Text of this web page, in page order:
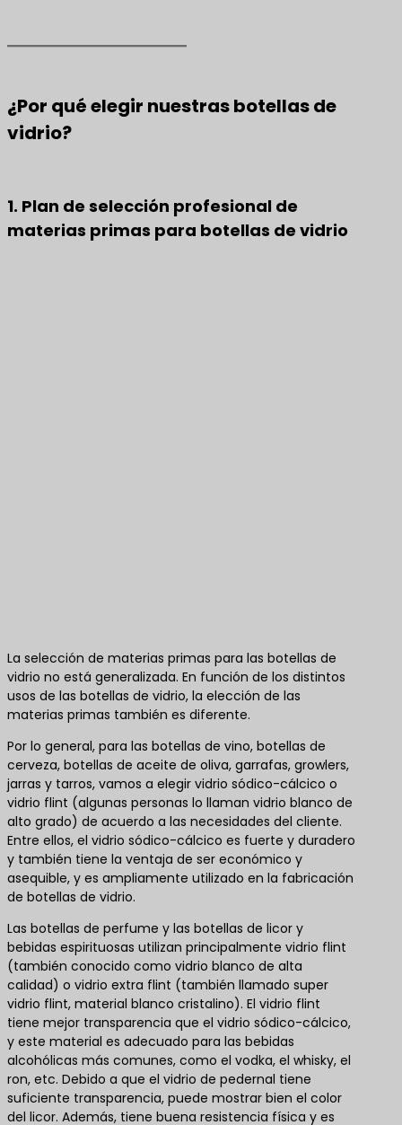
¿Por qué elegir nuestras botellas de
vidrio?
1. Plan de selección profesional de
materias primas para botellas de vidrio
La selección de materias primas para las botellas de
vidrio no está generalizada. En función de los distintos
usos de las botellas de vidrio, la elección de las
materias primas también es diferente.
Por lo general, para las botellas de vino, botellas de
cerveza, botellas de aceite de oliva, garrafas, growlers,
jarras y tarros, vamos a elegir vidrio sódico-cálcico o
vidrio flint (algunas personas lo llaman vidrio blanco de
alto grado) de acuerdo a las necesidades del cliente.
Entre ellos, el vidrio sódico-cálcico es fuerte y duradero
y también tiene la ventaja de ser económico y
asequible, y es ampliamente utilizado en la fabricación
de botellas de vidrio.
Las botellas de perfume y las botellas de licor y
bebidas espirituosas utilizan principalmente vidrio flint
(también conocido como vidrio blanco de alta
calidad) o vidrio extra flint (también llamado super
vidrio flint, material blanco cristalino). El vidrio flint
tiene mejor transparencia que el vidrio sódico-cálcico,
y este material es adecuado para las bebidas
alcohólicas más comunes, como el vodka, el whisky, el
ron, etc. Debido a que el vidrio de pedernal tiene
suficiente transparencia, puede mostrar bien el color
del licor. Además, tiene buena resistencia física y es